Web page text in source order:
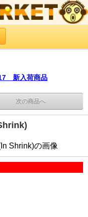
新入荷商品
次の商品へ